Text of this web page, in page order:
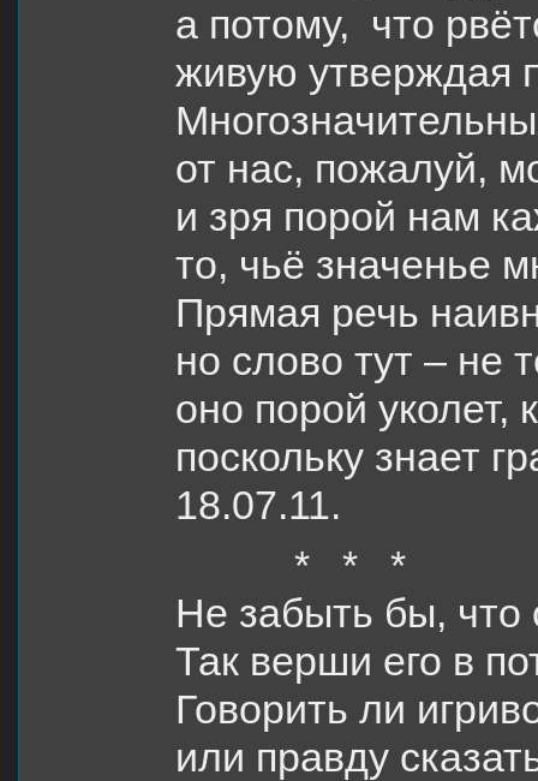
а потому, что
живую утверждая
от нас, пожалуй,
и зря порой нам
то, чьё значенье
Прямая речь
но слово тут – не
оно порой уколет,
поскольку знает
18.07.11.
* * *
Не забыть бы, что
Так верши его в
Говорить ли
или правду